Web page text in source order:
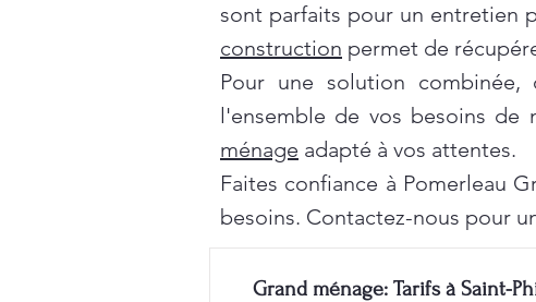
sont parfaits pour un entretien
construction permet de
Pour une solution
l'ensemble de vos besoins de
ménage adapté à vos attentes.
Faites confiance à Pomerleau
besoins. Contactez-nous pour
Grand ménage: Tarifs à Saint-